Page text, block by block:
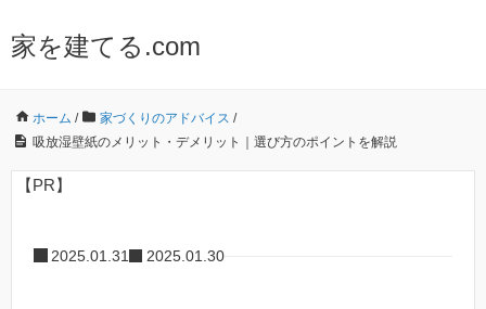
家を建てる.com
ホーム / 家づくりのアドバイス /
吸放湿壁紙のメリット・デメリット｜選び方のポイントを解説
【PR】
2025.01.31 2025.01.30